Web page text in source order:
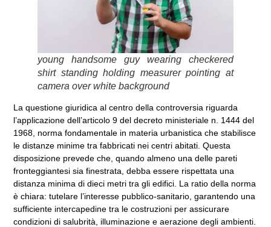
young handsome guy wearing checkered
shirt standing holding measurer pointing at
camera over white background
La questione giuridica al centro della controversia riguarda
l’applicazione dell’articolo 9 del decreto ministeriale n. 1444 del
1968, norma fondamentale in materia urbanistica che stabilisce
le distanze minime tra fabbricati nei centri abitati. Questa
disposizione prevede che, quando almeno una delle pareti
fronteggiantesi sia finestrata, debba essere rispettata una
distanza minima di dieci metri tra gli edifici. La ratio della norma
è chiara: tutelare l’interesse pubblico-sanitario, garantendo una
sufficiente intercapedine tra le costruzioni per assicurare
condizioni di salubrità, illuminazione e aerazione degli ambienti.